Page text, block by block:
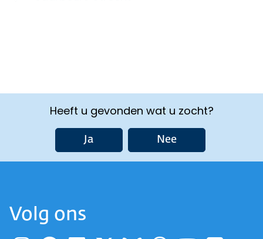
Heeft u gevonden wat u zocht?
Ja Nee
Volg ons